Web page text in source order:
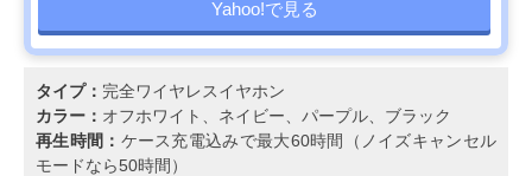
Yahoo!で見る
タイプ： 完全ワイヤレスイヤホン
カラー： オフホワイト、ネイビー、パープル、ブラック
再生時間： ケース充電込みで最大60時間（ノイズキャンセル
モードなら50時間）